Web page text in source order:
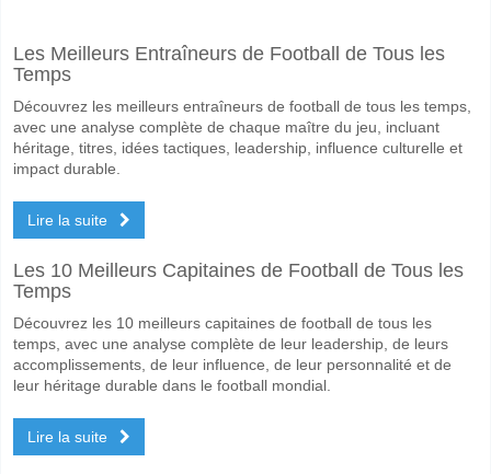
Le match entre Gimnasia y Tiro v Ferrocarril Midland 06 June 2026
Un Match Nul dans le match a une probabilité de 35%.
Les deux équipes marqueront-elles dans le match
Non pour Les Deux Équipes Marquent, avec un pourcentage de 65%.
Quel sera le résultat correct attendu entre Gimnasia y
Sur le côté risqué, vous pouvez essayer le Résultat Correct de 0-0
Les Meilleurs Entraîneurs de Football de Tous les
Temps
Découvrez les meilleurs entraîneurs de football de tous les temps,
avec une analyse complète de chaque maître du jeu, incluant
héritage, titres, idées tactiques, leadership, influence culturelle et
impact durable.
Lire la suite
Les 10 Meilleurs Capitaines de Football de Tous les
Temps
Découvrez les 10 meilleurs capitaines de football de tous les
temps, avec une analyse complète de leur leadership, de leurs
accomplissements, de leur influence, de leur personnalité et de
leur héritage durable dans le football mondial.
Lire la suite